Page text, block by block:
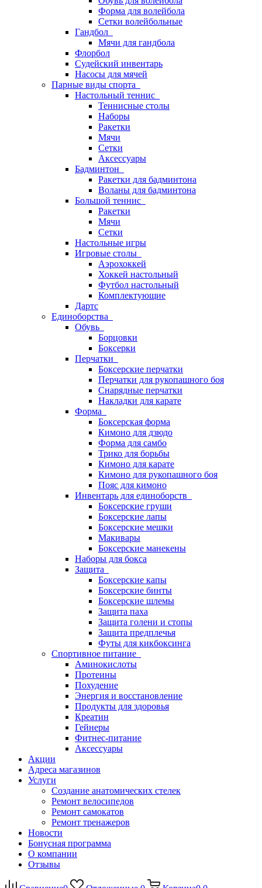
Форма для волейбола
Сетки волейбольные
Гандбол
Мячи для гандбола
Флорбол
Судейский инвентарь
Насосы для мячей
Парные виды спорта
Настольный теннис
Теннисные столы
Наборы
Ракетки
Мячи
Сетки
Аксессуары
Бадминтон
Ракетки для бадминтона
Воланы для бадминтона
Большой теннис
Ракетки
Мячи
Сетки
Настольные игры
Игровые столы
Аэрохоккей
Хоккей настольный
Футбол настольный
Комплектующие
Дартс
Единоборства
Обувь
Борцовки
Боксерки
Перчатки
Боксерские перчатки
Перчатки для рукопашного боя
Снарядные перчатки
Накладки для карате
Форма
Боксерская форма
Кимоно для дзюдо
Форма для самбо
Трико для борьбы
Кимоно для карате
Кимоно для рукопашного боя
Пояс для кимоно
Инвентарь для единоборств
Боксерские груши
Боксерские лапы
Боксерские мешки
Макивары
Боксерские манекены
Наборы для бокса
Защита
Боксерские капы
Боксерские бинты
Боксерские шлемы
Защита паха
Защита голени и стопы
Защита предплечья
Футы для кикбоксинга
Спортивное питание
Аминокислоты
Протеины
Похудение
Энергия и восстановление
Продукты для здоровья
Креатин
Гейнеры
Фитнес-питание
Аксессуары
Акции
Адреса магазинов
Услуги
Создание анатомических стелек
Ремонт велосипедов
Ремонт самокатов
Ремонт тренажеров
Новости
Бонусная программа
О компании
Отзывы